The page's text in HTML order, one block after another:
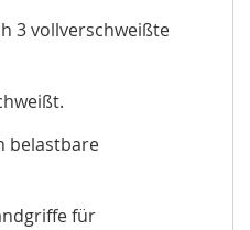
3 vollverschweißte
belastbare
für